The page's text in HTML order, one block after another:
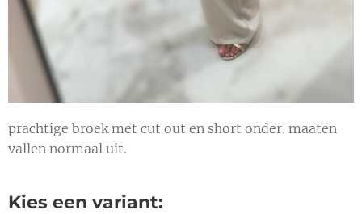
prachtige broek met cut out en short onder. maaten
vallen normaal uit.
Kies een variant: